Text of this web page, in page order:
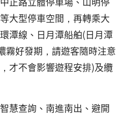
大型停車空間，再轉乘大
潭線、日月潭船舶(日月潭
霧好發期，請遊客隨時注意
才不會影響遊程安排)及纜
慧查詢、南進南出、避開